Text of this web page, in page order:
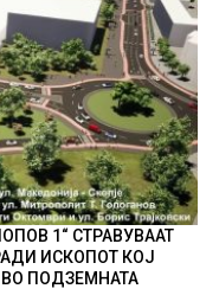
1“ СТРАВУВААТ
ИСКОПОТ КОЈ
ВО ПОДЗЕМНАТА